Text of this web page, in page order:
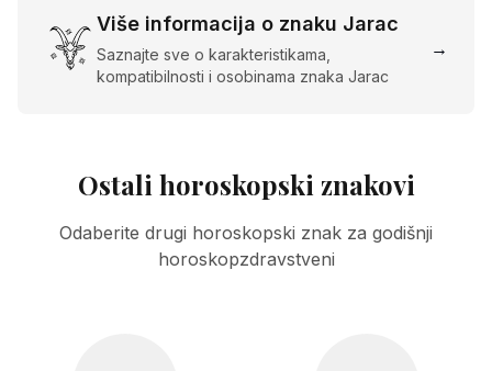
Više informacija o znaku Jarac
Saznajte sve o karakteristikama,
kompatibilnosti i osobinama znaka Jarac
→
Ostali horoskopski znakovi
Odaberite drugi horoskopski znak za godišnji
horoskopzdravstveni